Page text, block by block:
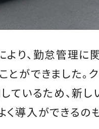
より、勤怠管理に
ができました。
ているため、新
く導入ができるの